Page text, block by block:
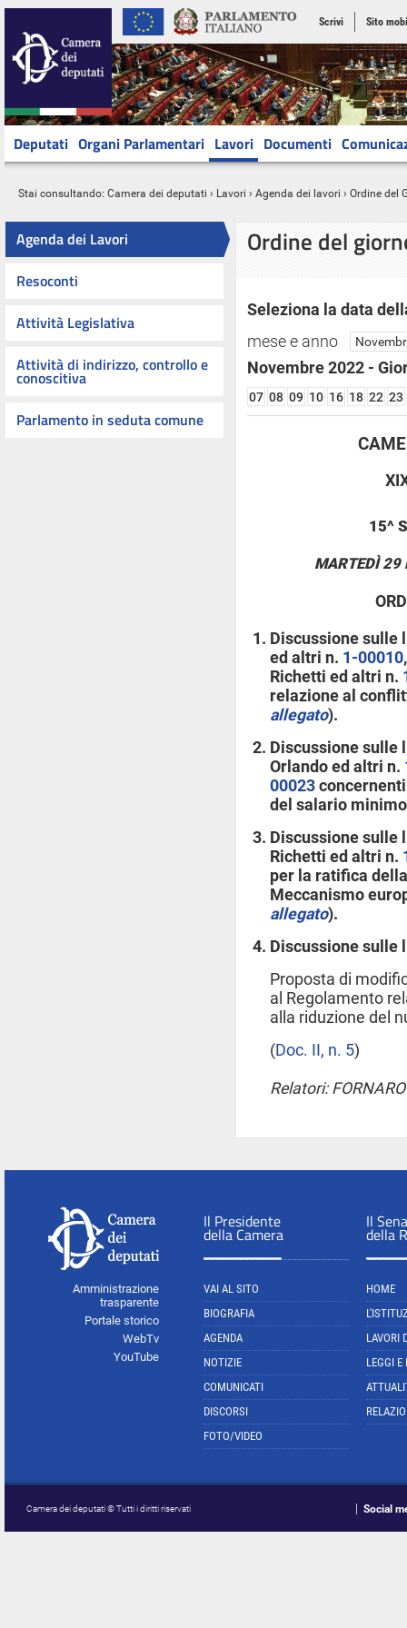
Scrivi Sito
Deputati Organi Parlamentari Lavori Documenti
Stai consultando: Camera dei deputati › Lavori › Agenda dei lavori › Ordine del
Agenda dei Lavori
Resoconti
Attività Legislativa
Attività di indirizzo, controllo e
conoscitiva
Parlamento in seduta comune
Ordine del
Seleziona la data
mese e anno
Novembre 2022 -
07 08 09 10 16 18 22 23
15^
MARTEDÌ 29
Discussione sulle
ed altri n. 1-00010
Richetti ed altri n.
relazione al
allegato).
Discussione sulle
Orlando ed altri n.
00023
del salario
Discussione sulle
Richetti ed altri n.
per la ratifica
Meccanismo
allegato).
Discussione sulle
Proposta di
al Regolamento
alla riduzione del
(Doc. II, n. 5)
Relatori:
Amministrazione
trasparente
Portale storico
WebTv
YouTube
Il Presidente
della Camera
VAI AL SITO
BIOGRAFIA
AGENDA
NOTIZIE
COMUNICATI
DISCORSI
FOTO/VIDEO
Il
della
HOME
LAVORI
LEGGI E
Camera dei deputati © Tutti i diritti riservati Social